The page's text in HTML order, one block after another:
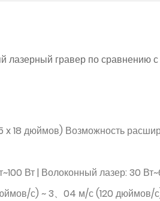
гравер по сравнению
18 дюймов) Возможность
Вт | Волоконный лазер: 30
с) ~ 3、04 м/с (120 дюймов/